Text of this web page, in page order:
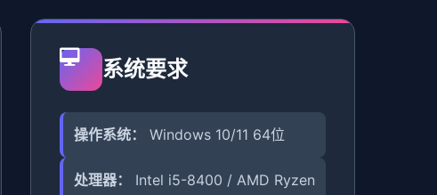
系统要求
操作系统： Windows 10/11 64位
处理器：
Intel i5-8400 / AMD Ryzen